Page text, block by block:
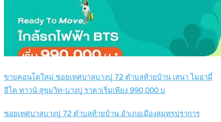
ขายคอนโดใหม่ ซอยเทศบาลบางปู 72 ตำบลท้ายบ้าน เสนา ไมอามี่
อีโค ทาวน์ สุขุมวิท-บางปู ราคาเริ่มเพียง 990,000 บ
ซอยเทศบาลบางปู 72 ตำบลท้ายบ้าน อำเภอเมืองสมุทรปราการ